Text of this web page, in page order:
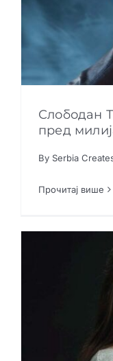
Слободан
пред
By Serbia
Прочитај више